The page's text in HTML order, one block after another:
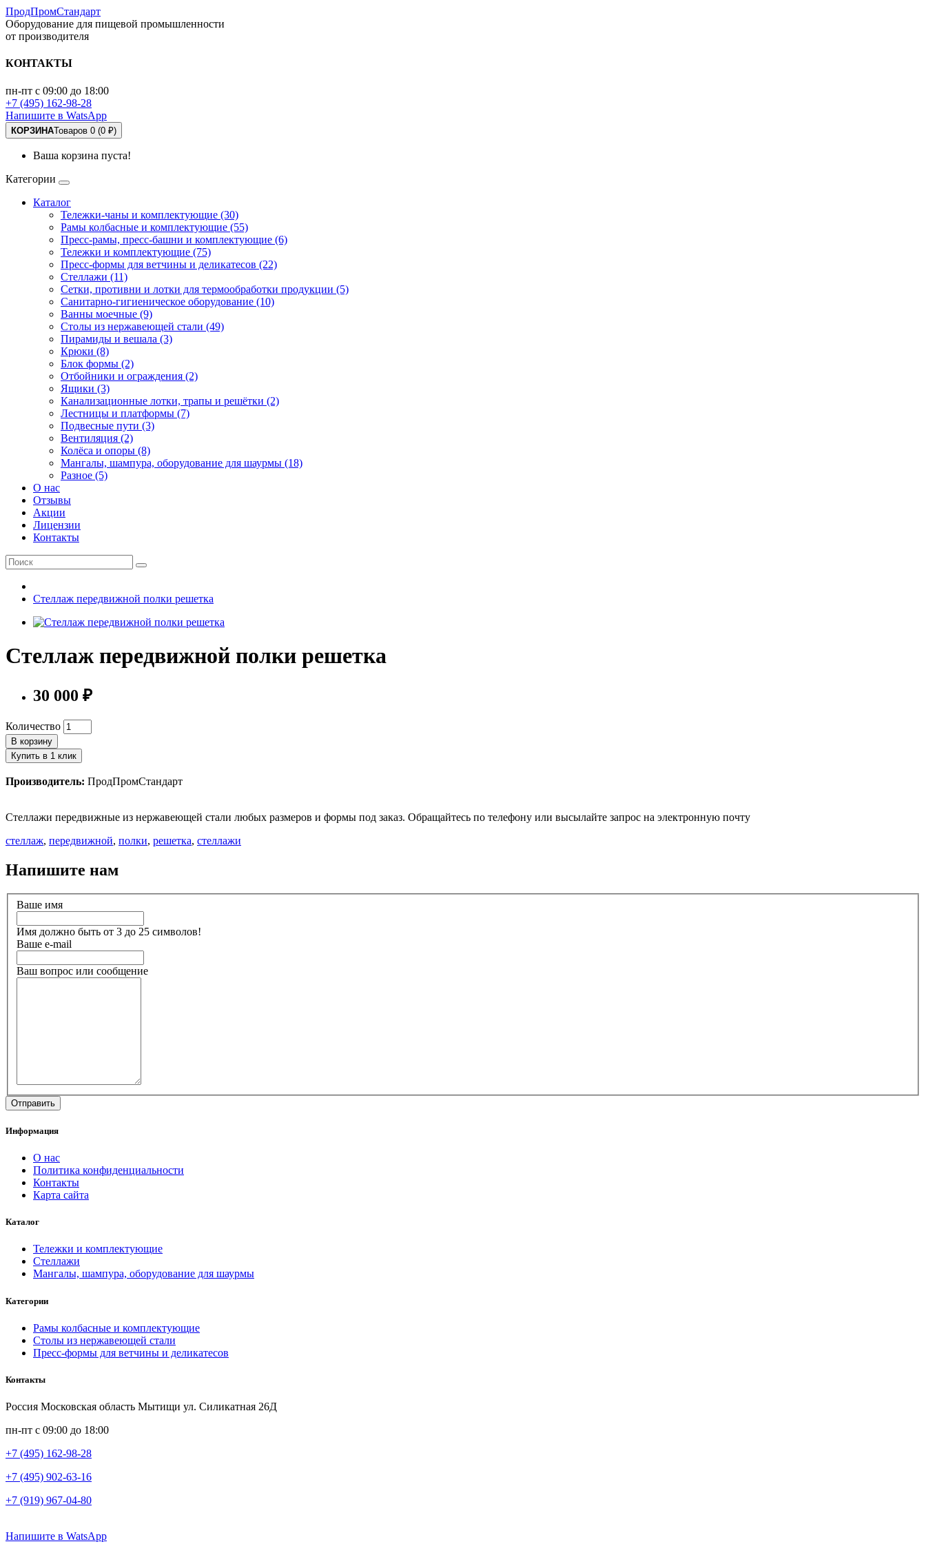
ПродПромСтандарт
Оборудование для пищевой промышленности
от производителя
КОНТАКТЫ
пн-пт с 09:00 до 18:00
+7 (495) 162-98-28
Напишите в WatsApp
КОРЗИНАТоваров 0 (0 ₽)
Ваша корзина пуста!
Категории
Каталог
Тележки-чаны и комплектующие (30)
Рамы колбасные и комплектующие (55)
Пресс-рамы, пресс-башни и комплектующие (6)
Тележки и комплектующие (75)
Пресс-формы для ветчины и деликатесов (22)
Стеллажи (11)
Сетки, противни и лотки для термообработки продукции (5)
Санитарно-гигиеническое оборудование (10)
Ванны моечные (9)
Столы из нержавеющей стали (49)
Пирамиды и вешала (3)
Крюки (8)
Блок формы (2)
Отбойники и ограждения (2)
Ящики (3)
Канализационные лотки, трапы и решётки (2)
Лестницы и платформы (7)
Подвесные пути (3)
Вентиляция (2)
Колёса и опоры (8)
Мангалы, шампура, оборудование для шаурмы (18)
Разное (5)
О нас
Отзывы
Акции
Лицензии
Контакты
Стеллаж передвижной полки решетка
Стеллаж передвижной полки решетка
30 000 ₽
Количество
В корзину
Купить в 1 клик
Производитель: ПродПромСтандарт
Стеллажи передвижные из нержавеющей стали любых размеров и формы под заказ. Обращайтесь по телефону или высылайте запрос на электронную почту
стеллаж, передвижной, полки, решетка, стеллажи
Напишите нам
Ваше имя
Имя должно быть от 3 до 25 символов!
Ваше e-mail
Ваш вопрос или сообщение
Информация
О нас
Политика конфиденциальности
Контакты
Карта сайта
Каталог
Тележки и комплектующие
Стеллажи
Мангалы, шампура, оборудование для шаурмы
Категории
Рамы колбасные и комплектующие
Столы из нержавеющей стали
Пресс-формы для ветчины и деликатесов
Контакты
Россия Московская область Мытищи ул. Силикатная 26Д
пн-пт с 09:00 до 18:00
+7 (495) 162-98-28
+7 (495) 902-63-16
+7 (919) 967-04-80
Напишите в WatsApp